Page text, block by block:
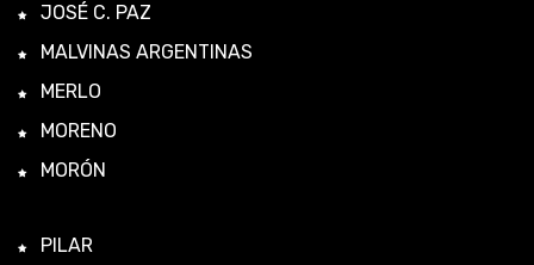
JOSÉ C. PAZ
MALVINAS ARGENTINAS
MERLO
MORENO
MORÓN
PILAR